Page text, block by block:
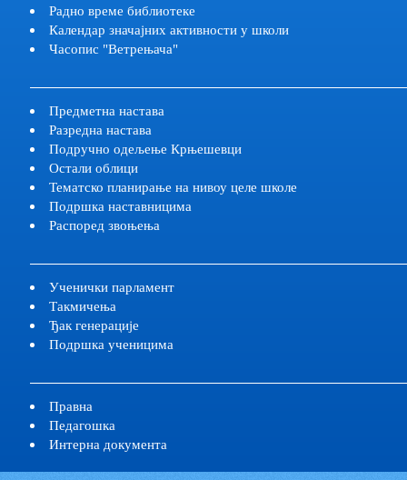
Радно време библиотекe
Календар значајних активности у школи
Часопис "Ветрењача"
Предметна настава
Разредна настава
Подручно одељење Крњешевци
Остали облици
Тематско планирање на нивоу целе школе
Подршка наставницима
Распоред звоњења
Ученички парламент
Такмичења
Ђак генерације
Подршка ученицима
Правна
Педагошка
Интерна документа